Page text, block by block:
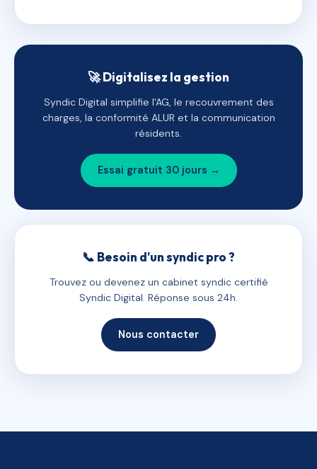
🚀 Digitalisez la gestion
Syndic Digital simplifie l'AG, le recouvrement des
charges, la conformité ALUR et la communication
résidents.
Essai gratuit 30 jours →
📞 Besoin d'un syndic pro ?
Trouvez ou devenez un cabinet syndic certifié
Syndic Digital. Réponse sous 24h.
Nous contacter